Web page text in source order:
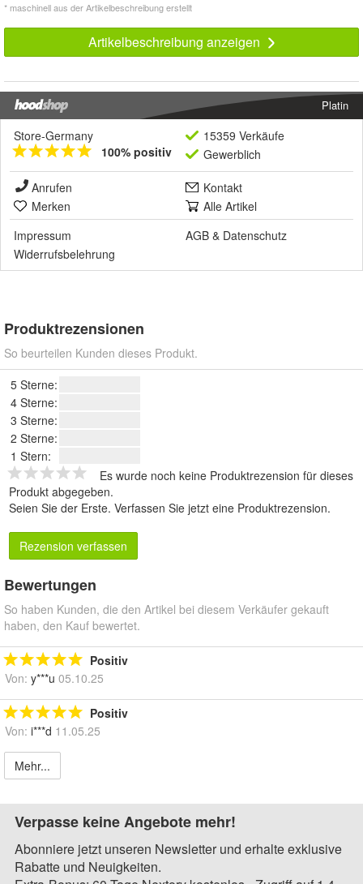
* maschinell aus der Artikelbeschreibung erstellt
Artikelbeschreibung anzeigen
Platin
Store-Germany
100% positiv
15359 Verkäufe
Gewerblich
Anrufen
Kontakt
Merken
Alle Artikel
Impressum
AGB & Datenschutz
Widerrufsbelehrung
Produktrezensionen
So beurteilen Kunden dieses Produkt.
5 Sterne:
4 Sterne:
3 Sterne:
2 Sterne:
1 Stern:
Es wurde noch keine Produktrezension für dieses
Produkt abgegeben.
Seien Sie der Erste. Verfassen Sie jetzt eine Produktrezension.
Rezension verfassen
Bewertungen
So haben Kunden, die den Artikel bei diesem Verkäufer gekauft
haben, den Kauf bewertet.
Positiv
Von: y***u 05.10.25
Positiv
Von: i***d 11.05.25
Mehr...
Verpasse keine Angebote mehr!
Abonniere jetzt unseren Newsletter und erhalte exklusive
Rabatte und Neuigkeiten.